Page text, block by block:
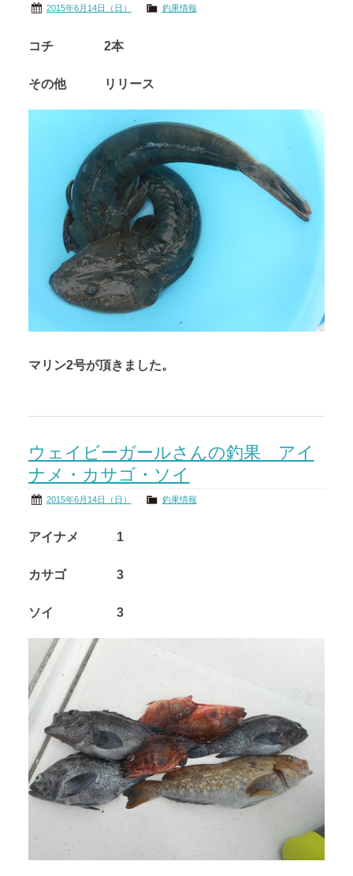
2015年6月14日（日） 釣果情報
コチ 2本
その他 リリース
マリン2号が頂きました。
ウェイビーガールさんの釣果 アイ
ナメ・カサゴ・ソイ
2015年6月14日（日） 釣果情報
アイナメ 1
カサゴ 3
ソイ 3